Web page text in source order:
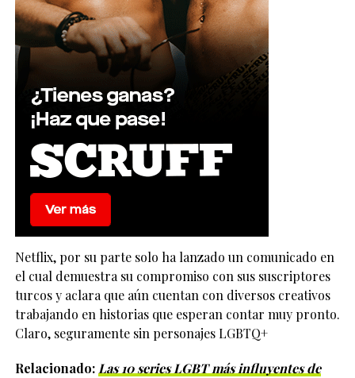
Netflix, por su parte solo ha lanzado un comunicado en
el cual demuestra su compromiso con sus suscriptores
turcos y aclara que aún cuentan con diversos creativos
trabajando en historias que esperan contar muy pronto.
Claro, seguramente sin personajes LGBTQ+
Relacionado: Las 10 series LGBT más influyentes de